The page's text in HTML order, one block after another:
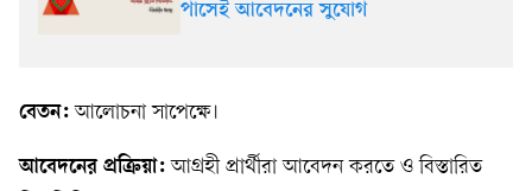
পাসেই আবেদনের সুযোগ
বেতন: আলোচনা সাপেক্ষে।
আবেদনের প্রক্রিয়া: আগ্রহী প্রার্থীরা আবেদন করতে ও বিস্তারিত